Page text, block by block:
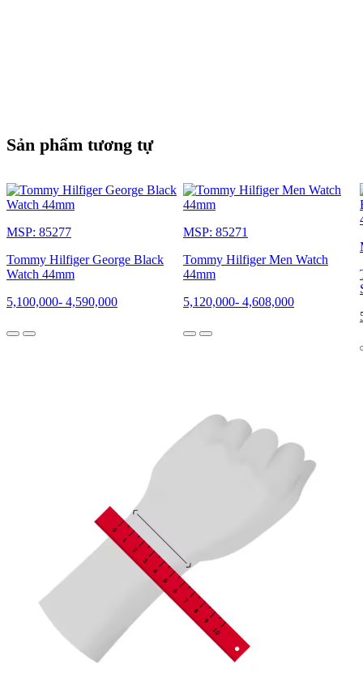
Sản phẩm tương tự
MSP: 85277
Tommy Hilfiger George Black
Watch 44mm
5,100,000- 4,590,000
MSP: 85271
Tommy Hilfiger Men Watch
44mm
5,120,000- 4,608,000